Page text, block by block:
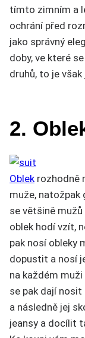
tímto zimním a
ochrání před
jako správný
doby, ve které
druhů, to je
2.
Oblek rozhodně
muže, natožpak
se většině
oblek hodí vzít,
pak nosí obleky
dopustit a nosí
na každém
se pak dají
a následně jej
jeansy a docílit